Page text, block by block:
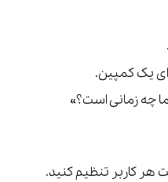
چه زمانی است؟»
هر کاربر تنظیم کنید.